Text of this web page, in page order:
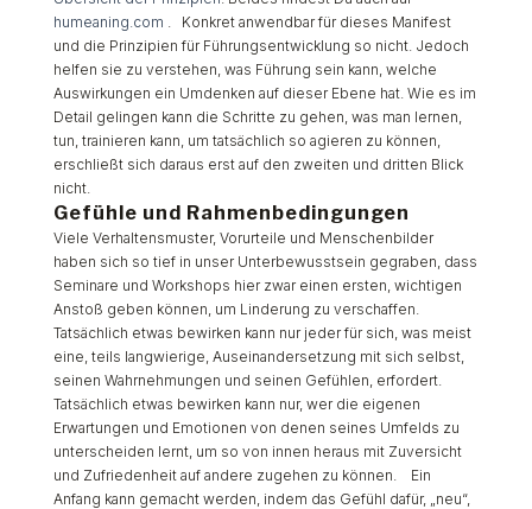
humeaning.com .
Konkret anwendbar für dieses Manifest
und die Prinzipien für Führungsentwicklung so nicht. Jedoch
helfen sie zu verstehen, was Führung sein kann, welche
Auswirkungen ein Umdenken auf dieser Ebene hat. Wie es im
Detail gelingen kann die Schritte zu gehen, was man lernen,
tun, trainieren kann, um tatsächlich so agieren zu können,
erschließt sich daraus erst auf den zweiten und dritten Blick
nicht.
Gefühle und Rahmenbedingungen
Viele Verhaltensmuster, Vorurteile und Menschenbilder
haben sich so tief in unser Unterbewusstsein gegraben, dass
Seminare und Workshops hier zwar einen ersten, wichtigen
Anstoß geben können, um Linderung zu verschaffen.
Tatsächlich etwas bewirken kann nur jeder für sich, was meist
eine, teils langwierige, Auseinandersetzung mit sich selbst,
seinen Wahrnehmungen und seinen Gefühlen, erfordert.
Tatsächlich etwas bewirken kann nur, wer die eigenen
Erwartungen und Emotionen von denen seines Umfelds zu
unterscheiden lernt, um so von innen heraus mit Zuversicht
und Zufriedenheit auf andere zugehen zu können.
Ein
Anfang kann gemacht werden, indem das Gefühl dafür, „neu“,